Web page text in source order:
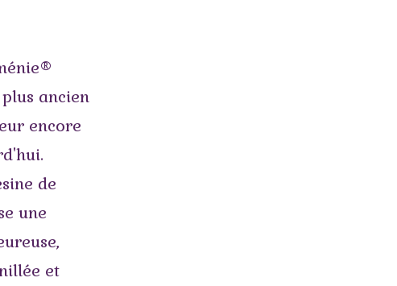
ancien
encore
de
une
et